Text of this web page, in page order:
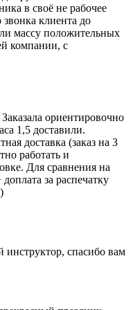
в своё не рабочее
клиента до
массу положительных
компании, с
ориентировочно
1,5 доставили.
доставка (заказ на 3
работать и
Для сравнения на
за распечатку
инструктор, спасибо вам